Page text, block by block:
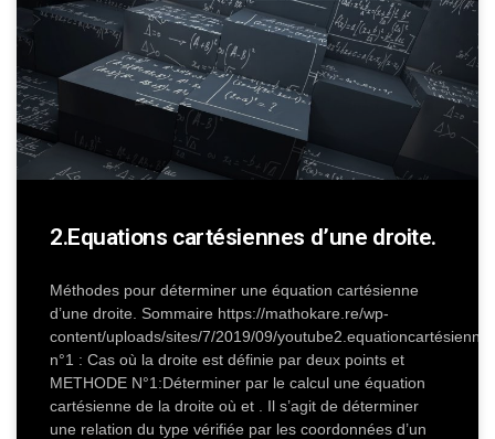
2.Equations cartésiennes d’une droite.
Méthodes pour déterminer une équation cartésienne
d’une droite. Sommaire https://mathokare.re/wp-
content/uploads/sites/7/2019/09/
n°1 : Cas où la droite est définie par deux points et
METHODE N°1:Déterminer par le calcul une équation
cartésienne de la droite où et . Il s’agit de déterminer
une relation du type vérifiée par les coordonnées d’un